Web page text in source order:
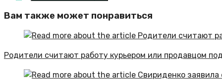
Вам также может понравиться
Родители считают работу курьером или продавцом